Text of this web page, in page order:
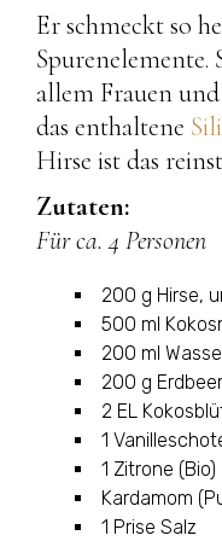
Er schmeckt so
allem Frauen
das enthaltene
Hirse ist das
Zutaten:
Für ca. 4 Personen
200 g Hirse,
500 ml
200 ml
200 g
2 EL
1
1 Zitrone (Bio)
Kardamom
1 Prise Salz